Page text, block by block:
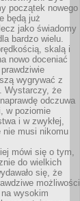
początek nowego
będą już
jako świadomy
bardzo wielu.
skalą i
nowo doceniać
wygrywać z
Wystarczy, że
odczuwa
w poziomie
i w zwykłej,
musi nikomu
mówi się o tym,
do wielkich
się, że
możliwości
wysokim